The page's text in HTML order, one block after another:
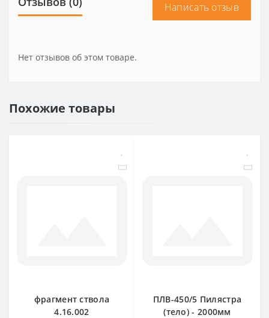
Написать отзыв
Нет отзывов об этом товаре.
Похожие товары
фрагмент ствола
4.16.002
ПЛВ-450/5 Пилястра
(тело) - 2000мм